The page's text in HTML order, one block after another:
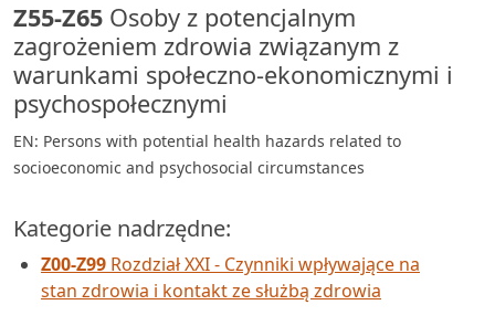
Z55-Z65 Osoby z potencjalnym
zagrożeniem zdrowia związanym z
warunkami społeczno-ekonomicznymi i
psychospołecznymi
EN: Persons with potential health hazards related to
socioeconomic and psychosocial circumstances
Kategorie nadrzędne:
Z00-Z99 Rozdział XXI - Czynniki wpływające na
stan zdrowia i kontakt ze służbą zdrowia